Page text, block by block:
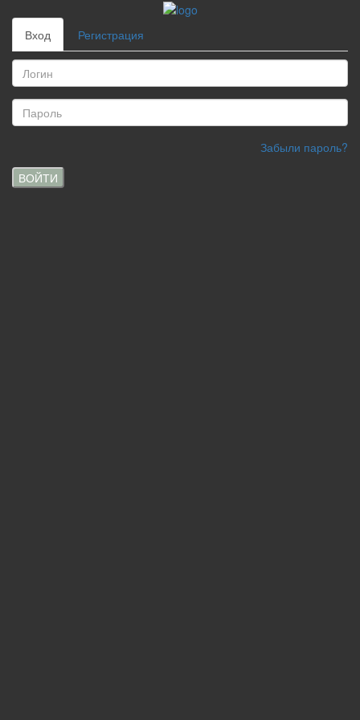
Вход Регистрация
Забыли пароль?
ВОЙТИ